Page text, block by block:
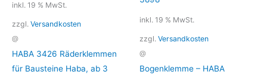
inkl. 19 % MwSt.
zzgl. Versandkosten
@
HABA 3426 Räderklemmen
für Bausteine Haba, ab 3
inkl. 19 % MwSt.
zzgl. Versandkosten
@
Bogenklemme – HABA